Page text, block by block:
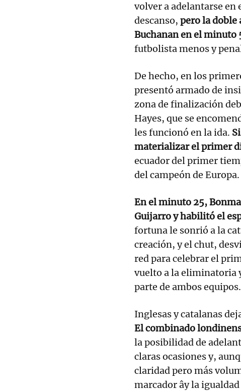
volver a adelantarse en
descanso, pero la doble
Buchanan en el minuto
futbolista menos y
De hecho, en los
presentó armado de
zona de finalización
Hayes, que se
les funcionó en la ida.
materializar el primer
ecuador del primer
del campeón de Europa.
En el minuto 25,
Guijarro y habilitó el
fortuna le sonrió a la
creación, y el chut,
red para celebrar el
vuelto a la eliminatoria
parte de ambos equipos.
Inglesas y catalanas
El combinado
la posibilidad de
claras ocasiones y,
claridad pero más
marcador ây la